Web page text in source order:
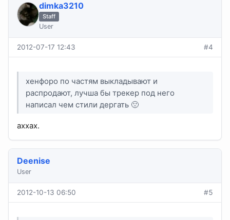
dimka3210
Staff
User
2012-07-17 12:43 #4
хенфоро по частям выкладывают и
распродают, лучша бы трекер под него
написал чем стили дергать 🙁
аххах.
Deenise
User
2012-10-13 06:50 #5